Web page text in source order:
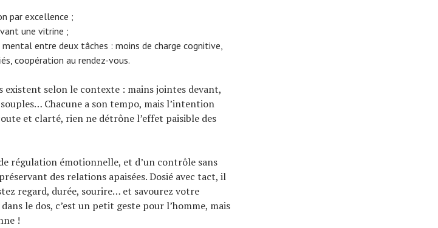
par excellence ;
une vitrine ;
entre deux tâches : moins de charge cognitive,
coopération au rendez-vous.
existent selon le contexte : mains jointes devant,
Chacune a son tempo, mais l’intention
et clarté, rien ne détrône l’effet paisible des
régulation émotionnelle, et d’un contrôle sans
des relations apaisées. Dosié avec tact, il
regard, durée, sourire… et savourez votre
le dos, c’est un petit geste pour l’homme, mais
!